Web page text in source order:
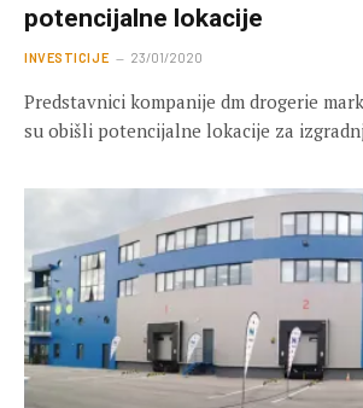
potencijalne lokacije
INVESTICIJE 23/01/2020
Predstavnici kompanije dm drogerie
su obišli potencijalne lokacije za